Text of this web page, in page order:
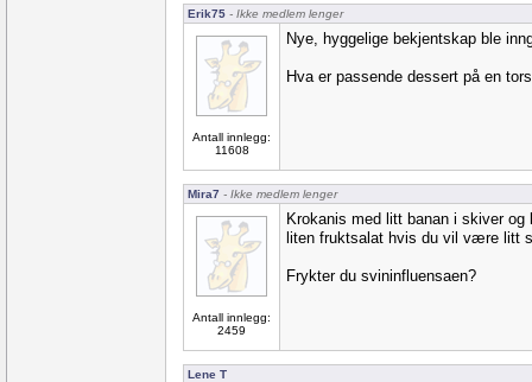
Erik75 - Ikke medlem lenger
Antall innlegg:
11608
Nye, hyggelige bekjentskap ble
Hva er passende dessert på en
Mira7 - Ikke medlem lenger
Antall innlegg:
2459
Krokanis med litt banan i skiver og
liten fruktsalat hvis du vil være litt
Frykter du svininfluensaen?
Lene T